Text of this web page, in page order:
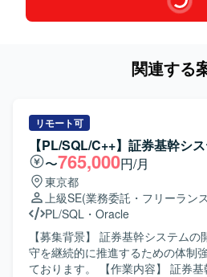
関連する
リモート可
【PL/SQL/C++】証券基幹シ
〜765,000円/月
東京都
上級SE(業務委託・フリーラン
PL/SQL ・ Oracle
【募集背景】 証券基幹システム
守を継続的に推進するための体制
ております。 【作業内容】 証券基幹システムにおける基本